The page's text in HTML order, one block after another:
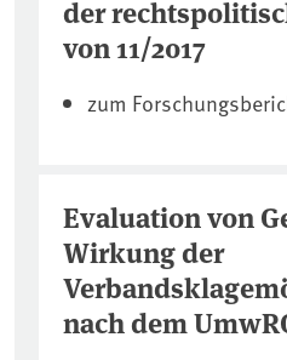
der
von 11/2017
zum
Evaluation von
Wirkung der
nach dem